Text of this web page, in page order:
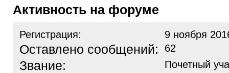
Активность на форуме
Регистрация: 9 ноября
Оставлено сообщений: 62
Звание: Почетный